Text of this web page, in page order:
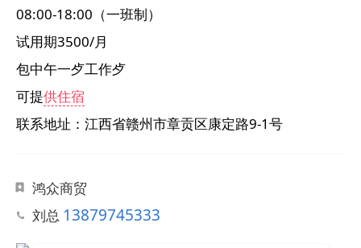
08:00-18:00（一班制）
试用期3500/月
包中午一歺工作歺
可提供住宿
联系地址：江西省赣州市章贡区康定路9-1号
鸿众商贸
刘总 13879745333